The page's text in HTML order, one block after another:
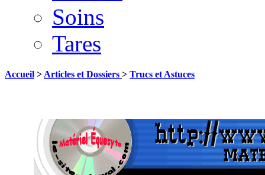
Soins
Tares
Accueil > Articles et Dossiers > Trucs et Astuces